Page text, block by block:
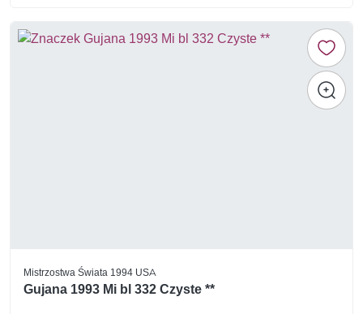
Mistrzostwa Świata 1994 USA
Gujana 1993 Mi bl 332 Czyste **